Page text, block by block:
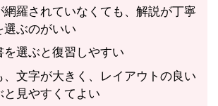
網羅されていなくても、解説が丁寧
ぶのがいい
選ぶと復習しやすい
、文字が大きく、レイアウトの良い
と見やすくてよい